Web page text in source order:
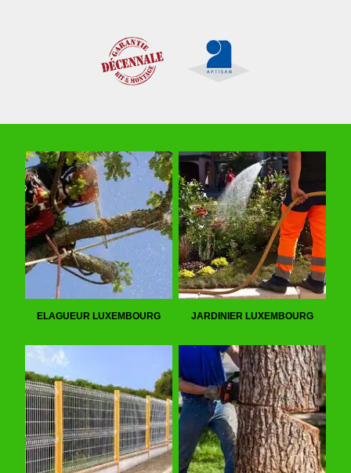
ELAGUEUR LUXEMBOURG JARDINIER LUXEMBOURG